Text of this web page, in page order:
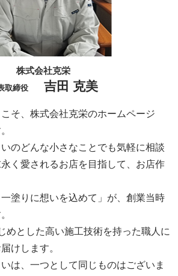
株式会社克栄
取締役 吉田 克美
そ、株式会社克栄のホームページ
のどんな小さなことでも気軽に相談
く愛されるお店を目指して、お店作
一塗りに想いを込めて」が、創業当時
めとした高い施工技術を持った職人に
けします。
は、一つとして同じものはございま